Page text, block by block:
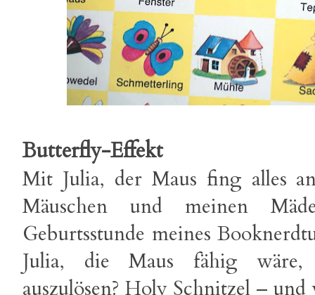
Butterfly-Effekt
Mit Julia, der Maus fing alles
Mäuschen und meinen
Geburtsstunde meines
Julia, die Maus fähig wäre,
auszulösen? Holy Schnitzel –